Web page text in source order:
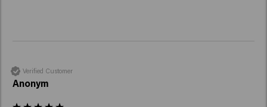
Verified Customer
Anonym